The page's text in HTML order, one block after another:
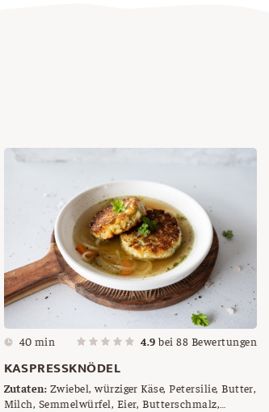
40 min 4.9 bei88 Bewertungen
KASPRESSKNÖDEL
Zutaten: Zwiebel, würziger Käse, Petersilie, Butter,
Milch, Semmelwürfel, Eier, Butterschmalz,